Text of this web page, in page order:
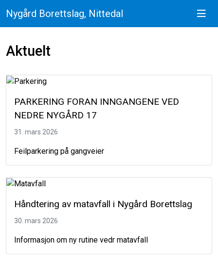
Nygård Borettslag, Nittedal
Aktuelt
PARKERING FORAN INNGANGENE VED
NEDRE NYGÅRD 17
31. mars 2026
Feilparkering på gangveier
Håndtering av matavfall i Nygård Borettslag
30. mars 2026
Informasjon om ny rutine vedr matavfall